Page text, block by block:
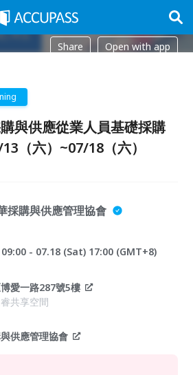
Share Open with app
與供應從業人員基礎採購
（六）~07/18（六）
採購與供應管理協會
- 07.18 (Sat) 17:00 (GMT+8)
愛一路287號5樓
共享空間
供應管理協會